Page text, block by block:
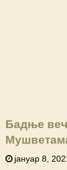
Бадње
јануар 8,